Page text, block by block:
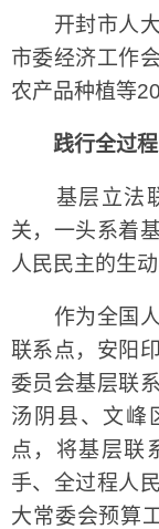
开封市人大
市委经济工作
农产品种植等
践行全过
基层立法联
关，一头系着
人民民主的生动
作为全国人
联系点，安阳
委员会基层联
汤阴县、文峰
点，将基层联
手、全过程人
大常委会预算